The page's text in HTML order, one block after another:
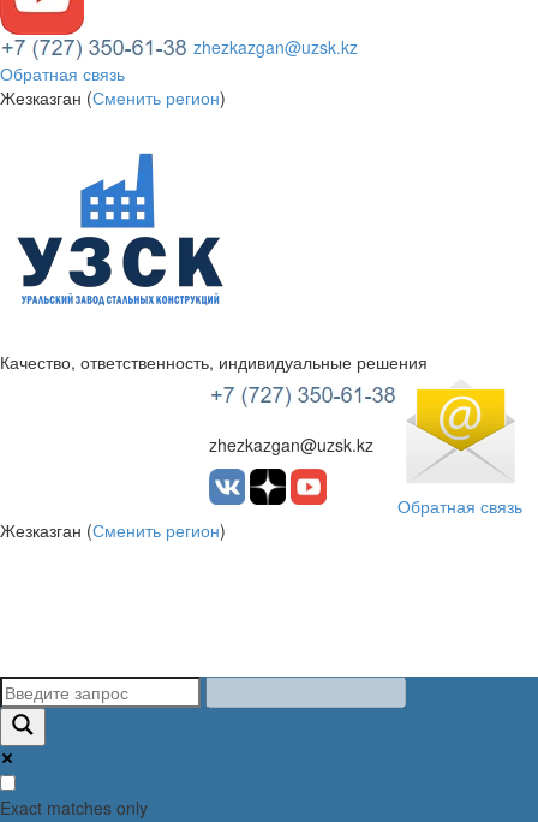
zhezkazgan@uzsk.kz
Обратная связь
Жезказган (Сменить регион)
УЗСК Казахстан
Качество, ответственность, индивидуальные решения
zhezkazgan@uzsk.kz
Обратная связь
Жезказган (Сменить регион)
Exact matches only